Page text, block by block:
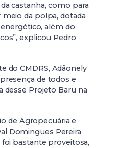
castanha, como para
da polpa, dotada
além do
explicou Pedro
do CMDRS, Adãonely
de todos e
desse Projeto Baru na
de Agropecuária e
Domingues Pereira
bastante proveitosa,